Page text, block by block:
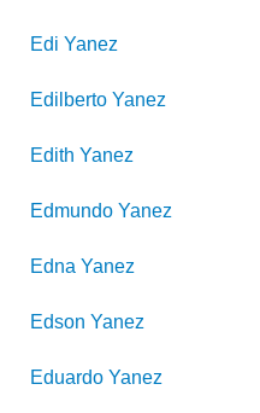
Edi Yanez
Edilberto Yanez
Edith Yanez
Edmundo Yanez
Edna Yanez
Edson Yanez
Eduardo Yanez